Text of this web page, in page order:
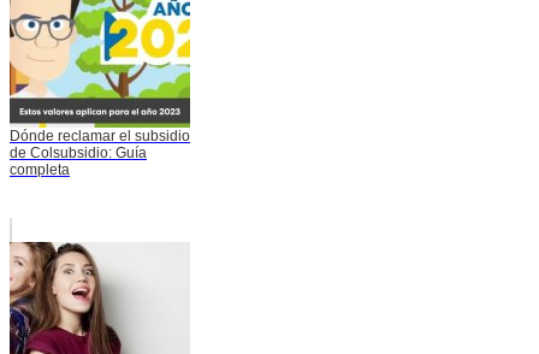
Dónde reclamar el subsidio
de Colsubsidio: Guía
completa